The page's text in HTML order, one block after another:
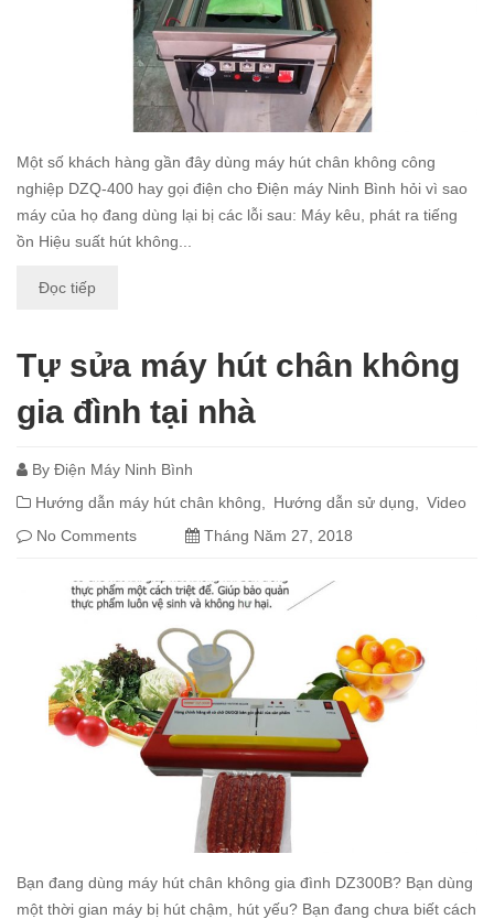
Một số khách hàng gần đây dùng máy hút chân không công
nghiệp DZQ-400 hay gọi điện cho Điện máy Ninh Bình hỏi vì sao
máy của họ đang dùng lại bị các lỗi sau: Máy kêu, phát ra tiếng
ồn Hiệu suất hút không...
Đọc tiếp
Tự sửa máy hút chân không
gia đình tại nhà
By Điện Máy Ninh Bình
Hướng dẫn máy hút chân không
Hướng dẫn sử dụng
Video
No Comments
Tháng Năm 27, 2018
Bạn đang dùng máy hút chân không gia đình DZ300B? Bạn dùng
một thời gian máy bị hút chậm, hút yếu? Bạn đang chưa biết cách